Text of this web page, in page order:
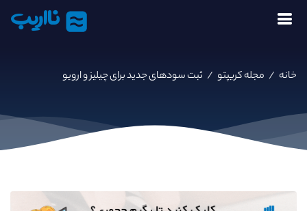
نااریب
خانه / مجله کریپتو / ثبت سودهای جدید برای چیلیز و ارویو